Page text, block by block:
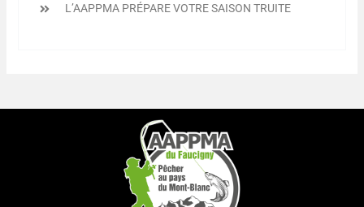
L’AAPPMA PRÉPARE VOTRE SAISON TRUITE